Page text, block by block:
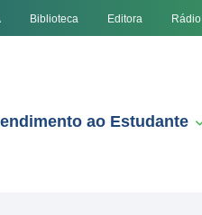
Biblioteca Editora Rádio
ao Estudante